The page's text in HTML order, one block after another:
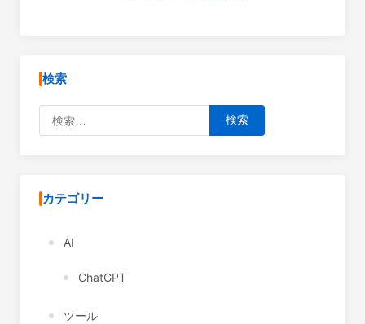
検索
検索:
カテゴリー
AI
ChatGPT
ツール